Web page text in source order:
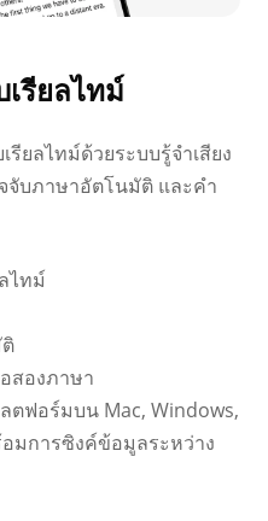
รียลไทม์
ยลไทม์ด้วยระบบรู้จำเสียง
บภาษาอัตโนมัติ และคำ
ไทม์
สองภาษา
ตฟอร์มบน Mac, Windows,
อมการซิงค์ข้อมูลระหว่าง